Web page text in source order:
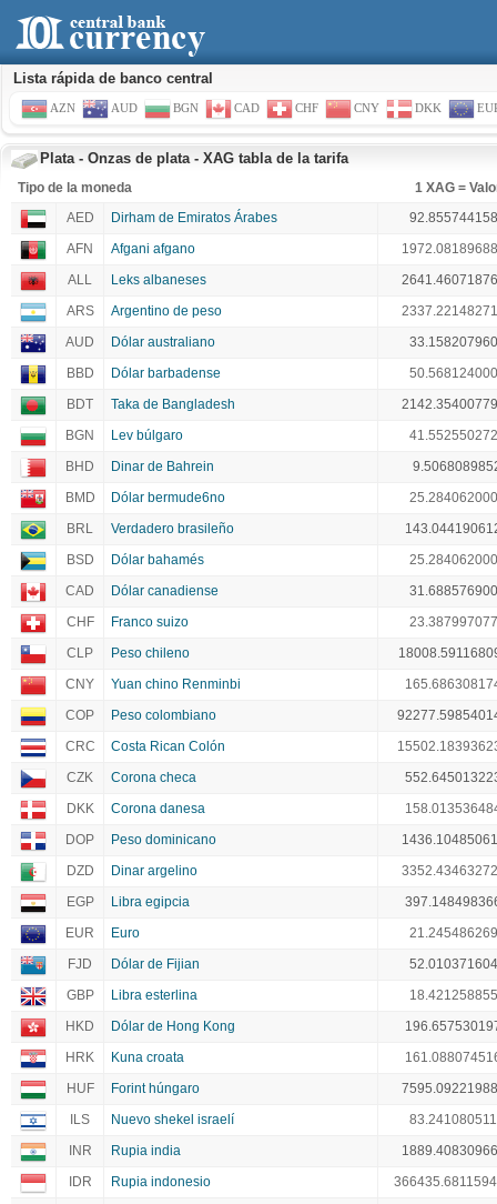
Lista rápida de banco central
AZN AUD BGN CAD CHF CNY DKK
Plata - Onzas de plata - XAG tabla de la tarifa
Tipo de la moneda
1 XAG =
AED
Dirham de Emiratos Árabes
AFN
Afgani afgano
ALL
Leks albaneses
ARS
Argentino de peso
AUD
Dólar australiano
BBD
Dólar barbadense
BDT
Taka de Bangladesh
BGN
Lev búlgaro
BHD
Dinar de Bahrein
BMD
Dólar bermude6no
BRL
Verdadero brasileño
BSD
Dólar bahamés
CAD
Dólar canadiense
CHF
Franco suizo
CLP
Peso chileno
CNY
Yuan chino Renminbi
COP
Peso colombiano
CRC
Costa Rican Colón
CZK
Corona checa
DKK
Corona danesa
DOP
Peso dominicano
DZD
Dinar argelino
EGP
Libra egipcia
EUR
Euro
FJD
Dólar de Fijian
GBP
Libra esterlina
HKD
Dólar de Hong Kong
HRK
Kuna croata
HUF
Forint húngaro
ILS
Nuevo shekel israelí
INR
Rupia india
IDR
Rupia indonesio